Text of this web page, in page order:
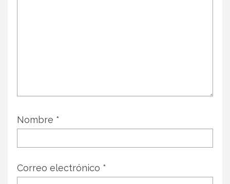
Nombre *
Correo electrónico *